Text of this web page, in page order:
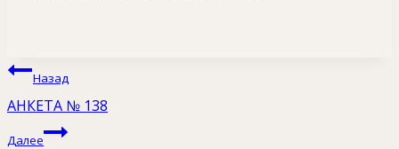
Навигация
по
записям
Назад
АНКЕТА № 138
Далее